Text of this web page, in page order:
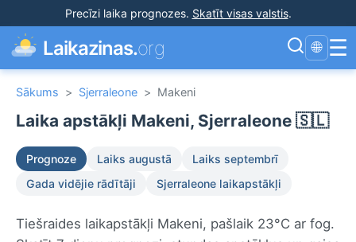
Precīzi laika prognozes. Skatīt visas valstis.
Laikazinas.org 🌐 ☰
Sākums > Sjerraleone > Makeni
Laika apstākļi Makeni, Sjerraleone 🇸🇱
Prognoze Laiks augustā
Laiks septembrī
Gada vidējie rādītāji
Sjerraleone laikapstākļi
Tiešraides laikapstākļi Makeni, pašlaik 23°C ar fog.